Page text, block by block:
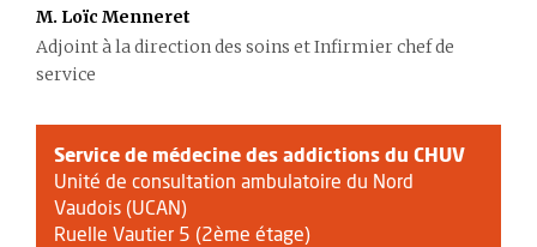
M. Loïc Menneret
Adjoint à la direction des soins et Infirmier chef de
service
Service de médecine des addictions du CHUV
Unité de consultation ambulatoire du Nord
Vaudois (UCAN)
Ruelle Vautier 5 (2ème étage)